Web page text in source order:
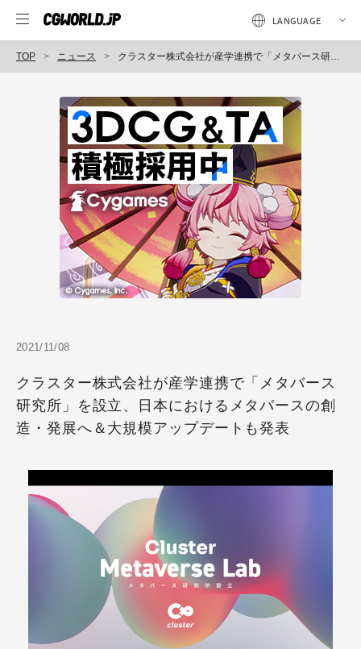
TOP ニュース クラスター株式会社が産学連携で「メタバース研究所」を設立、日本におけるメタバースの創造・発展へ＆大規模アップデートも発表
2021/11/08
クラスター株式会社が産学連携で「メタバース
研究所」を設立、日本におけるメタバースの創
造・発展へ＆大規模アップデートも発表